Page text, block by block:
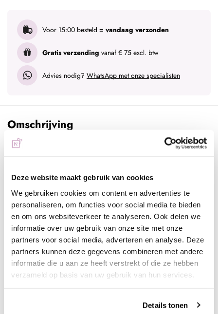
Deze website maakt gebruik van cookies
We gebruiken cookies om content en advertenties te
personaliseren, om functies voor social media te bieden
en om ons websiteverkeer te analyseren. Ook delen we
informatie over uw gebruik van onze site met onze
partners voor social media, adverteren en analyse. Deze
partners kunnen deze gegevens combineren met andere
informatie die u aan ze heeft verstrekt of die ze hebben
verzameld op basis van uw gebruik van hun services.
Details tonen
Voor 15:00 besteld = vandaag verzonden
Gratis verzending vanaf € 75 excl. btw
Advies nodig? WhatsApp met onze specialisten
Omschrijving
Swarovski Tanzanite SS05
een uiterst hoog bling gehalte in de kleur Tanzanite. Deze
stenen maken zowel de basisnagels als nailart sets helemaal
compleet.
Deze verpakking bevat 80 st.
Werkwijze:
- Bereid de natuurlijke of kunstnagel voor zoals gebruikelijk;
- Breng de ondergrond naar wens aan en hard deze uit;
- Lak de nagel af met een topcoat naar wens en hard deze uit;
gewenste plek, pak de de swarovski steentjes op met de